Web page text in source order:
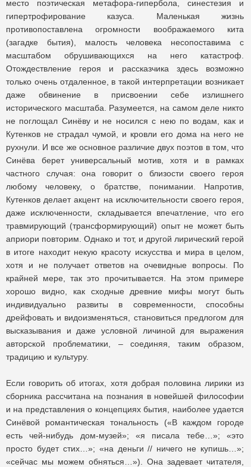
место поэтическая метафора-гипербола, синестезия и
гипертрофирование казуса. Маленькая жизнь
противопоставлена огромности воображаемого кита
(загадке бытия), малость человека несопоставима с
масштабом обрушивающихся на него катастроф.
Отождествление героя и рассказчика здесь возможно
только очень отдаленное, в такой интерпретации возникает
даже обвинение в присвоении себе излишнего
исторического масштаба. Разумеется, на самом деле никто
не поглощал Синёву и не носился с нею по водам, как и
Кутенков не страдал чумой, и кровли его дома на него не
рухнули. И все же основное различие двух поэтов в том, что
Синёва берет универсальный мотив, хотя и в рамках
частного случая: она говорит о близости своего героя
любому человеку, о братстве, понимании. Напротив,
Кутенков делает акцент на исключительности своего героя,
даже исключенности, складывается впечатление, что его
травмирующий (трансформирующий) опыт не может быть
априори повторим. Однако и тот, и другой лирический герой
в итоге находит некую красоту искусства и мира в целом,
хотя и не получает ответов на очевидные вопросы. По
крайней мере, так это прочитывается. На этом примере
хорошо видно, как сходные древние мифы могут быть
индивидуально развиты в современности, способны
дрейфовать и видоизменяться, становиться предлогом для
высказывания и даже условной личиной для выражения
авторской проблематики, – соединяя, таким образом,
традицию и культуру.
Если говорить об итогах, хотя добрая половина лирики из
сборника рассчитана на познания в новейшей философии
и на представления о концепциях бытия, наиболее удается
Синёвой романтическая тональность («В каждом городе
есть чей-нибудь дом-музей»; «я писала тебе…»; «это
просто будет стих…»; «на деньги // ничего не купишь…»;
«сейчас мы можем обняться…»). Она задевает читателя,